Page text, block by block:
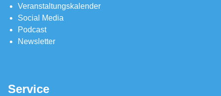
Veranstaltungskalender
Social Media
Podcast
Newsletter
Service